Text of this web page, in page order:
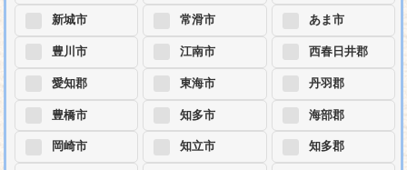
新城市
豊川市
愛知郡
豊橋市
岡崎市
常滑市
江南市
東海市
知多市
知立市
あま市
西春日井郡
丹羽郡
海部郡
知多郡